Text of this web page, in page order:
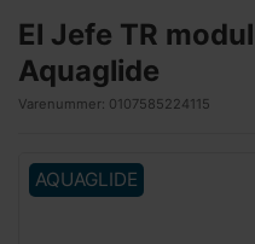
El Jefe TR
Aquaglide
Varenummer: 0107585224115
AQUAGLIDE